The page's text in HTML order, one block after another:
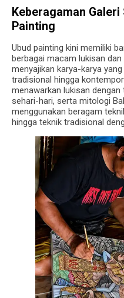
Keberagaman Galeri
Painting
Ubud painting kini memiliki
berbagai macam lukisan
menyajikan karya-karya
tradisional hingga
menawarkan lukisan dengan
sehari-hari, serta mitologi
menggunakan beragam
hingga teknik tradisional